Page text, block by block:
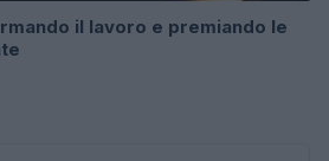
il lavoro e premiando le